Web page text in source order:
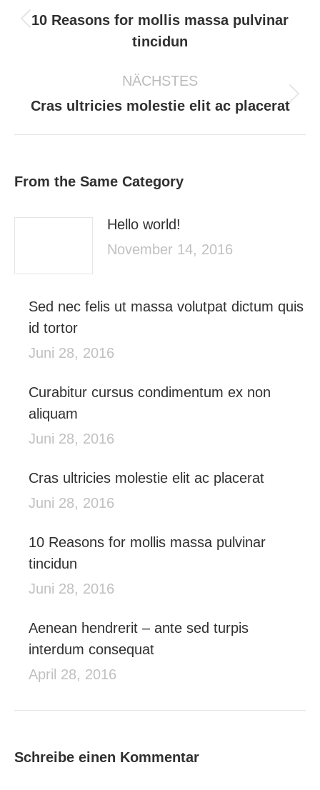
Vorheriger
Beitrag:
10 Reasons for mollis massa pulvinar
tincidun
NÄCHSTES
Nächster
Cras ultricies molestie elit ac placerat
From the Same Category
Hello world!
November 14, 2016
Sed nec felis ut massa volutpat dictum quis
id tortor
Juni 28, 2016
Curabitur cursus condimentum ex non
aliquam
Juni 28, 2016
Cras ultricies molestie elit ac placerat
Juni 28, 2016
10 Reasons for mollis massa pulvinar
tincidun
Juni 28, 2016
Aenean hendrerit – ante sed turpis
interdum consequat
April 28, 2016
Schreibe einen Kommentar